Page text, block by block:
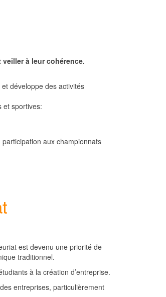
à leur cohérence.
développe des activités
et sportives:
aux championnats
est devenu une priorité de
traditionnel.
à la création d’entreprise.
entreprises, particulièrement